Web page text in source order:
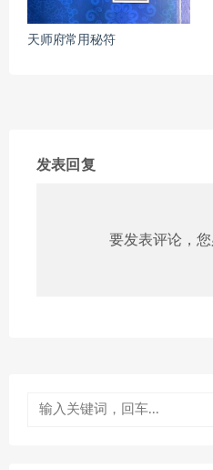
天师府常用秘符
发表回复
要发表评论，